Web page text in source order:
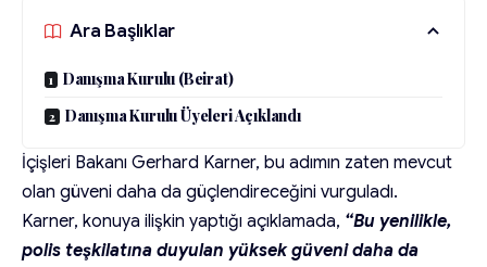
Ara Başlıklar
Danışma Kurulu (Beirat)
Danışma Kurulu Üyeleri Açıklandı
İçişleri Bakanı Gerhard Karner, bu adımın zaten mevcut
olan güveni daha da güçlendireceğini vurguladı.
Karner, konuya ilişkin yaptığı açıklamada, “Bu yenilikle,
polis teşkilatına duyulan yüksek güveni daha da